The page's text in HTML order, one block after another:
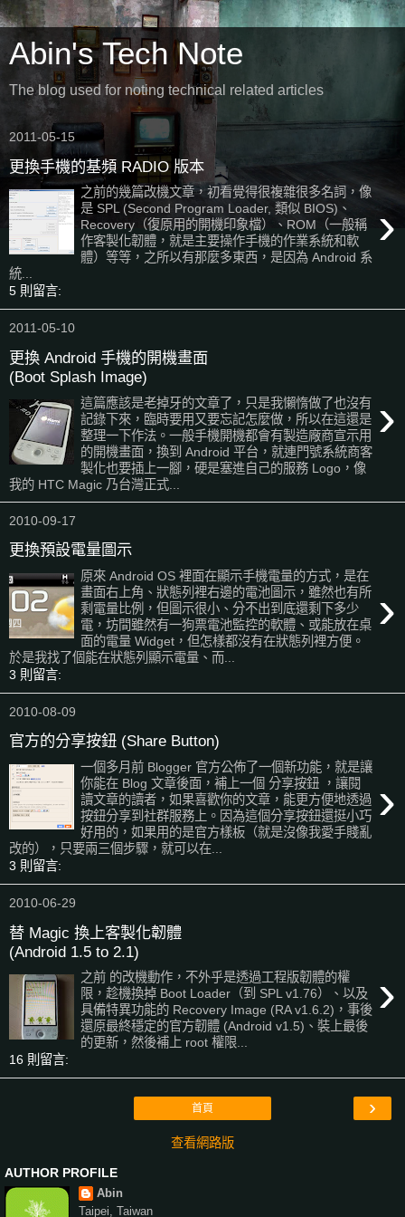
Abin's Tech Note
The blog used for noting technical related articles
2011-05-15
更換手機的基頻 RADIO 版本
›
之前的幾篇改機文章，初看覺得很複雜很多名詞，像
是 SPL (Second Program Loader, 類似 BIOS)、
Recovery（復原用的開機印象檔）、ROM（一般稱
作客製化韌體，就是主要操作手機的作業系統和軟
體）等等，之所以有那麼多東西，是因為 Android 系
統...
5 則留言:
2011-05-10
更換 Android 手機的開機畫面
(Boot Splash Image)
›
這篇應該是老掉牙的文章了，只是我懶惰做了也沒有
記錄下來，臨時要用又要忘記怎麼做，所以在這還是
整理一下作法。一般手機開機都會有製造廠商宣示用
的開機畫面，換到 Android 平台，就連門號系統商客
製化也要插上一腳，硬是塞進自己的服務 Logo，像
我的 HTC Magic 乃台灣正式...
2010-09-17
更換預設電量圖示
›
原來 Android OS 裡面在顯示手機電量的方式，是在
畫面右上角、狀態列裡右邊的電池圖示，雖然也有所
剩電量比例，但圖示很小、分不出到底還剩下多少
電，坊間雖然有一狗票電池監控的軟體、或能放在桌
面的電量 Widget，但怎樣都沒有在狀態列裡方便。
於是我找了個能在狀態列顯示電量、而...
3 則留言:
2010-08-09
官方的分享按鈕 (Share Button)
›
一個多月前 Blogger 官方公佈了一個新功能，就是讓
你能在 Blog 文章後面，補上一個 分享按鈕 ，讓閱
讀文章的讀者，如果喜歡你的文章，能更方便地透過
按鈕分享到社群服務上。因為這個分享按鈕還挺小巧
好用的，如果用的是官方樣板（就是沒像我愛手賤亂
改的），只要兩三個步驟，就可以在...
3 則留言:
2010-06-29
替 Magic 換上客製化韌體
(Android 1.5 to 2.1)
›
之前 的改機動作，不外乎是透過工程版韌體的權
限，趁機換掉 Boot Loader（到 SPL v1.76）、以及
具備特異功能的 Recovery Image (RA v1.6.2)，事後
還原最終穩定的官方韌體 (Android v1.5)、裝上最後
的更新，然後補上 root 權限...
16 則留言:
›
首頁
查看網路版
AUTHOR PROFILE
Abin
Taipei, Taiwan